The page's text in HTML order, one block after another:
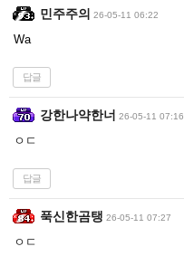
민주주의 26-05-11 06:22
Wa
답글
강한나약한너 26-05-11 07:16
ㅇㄷ
답글
푹신한곰탱 26-05-11 07:27
ㅇㄷ